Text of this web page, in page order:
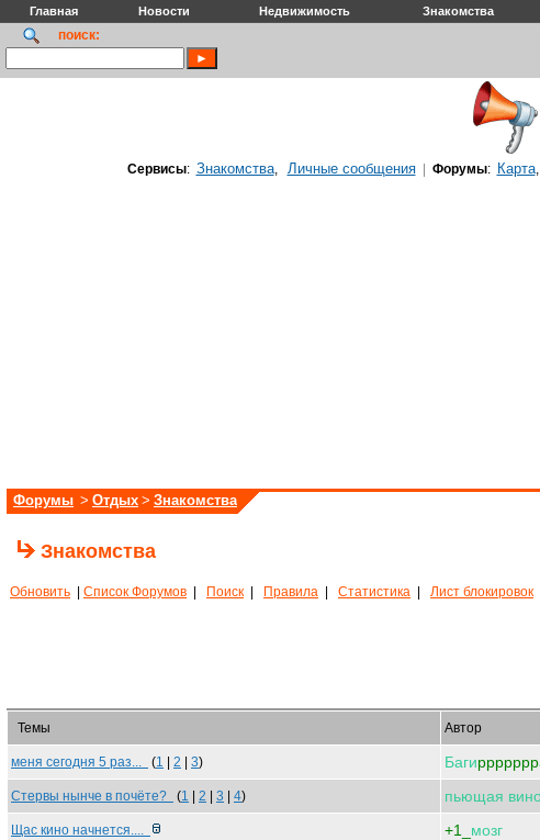
Главная Новости Недвижимость Знакомства
поиск:
Сервисы: Знакомства, Личные сообщения| Форумы: Карта,
Форумы > Отдых > Знакомства
Знакомства
Обновить Список Форумов Поиск Правила Статистика Лист блокировок
Темы Автор
меня сегодня 5 раз... (1 2 3) Багиppppppp
Стервы нынче в почёте? (1 2 3 4) пьющая
Щас кино начнется.... +1_ мозг